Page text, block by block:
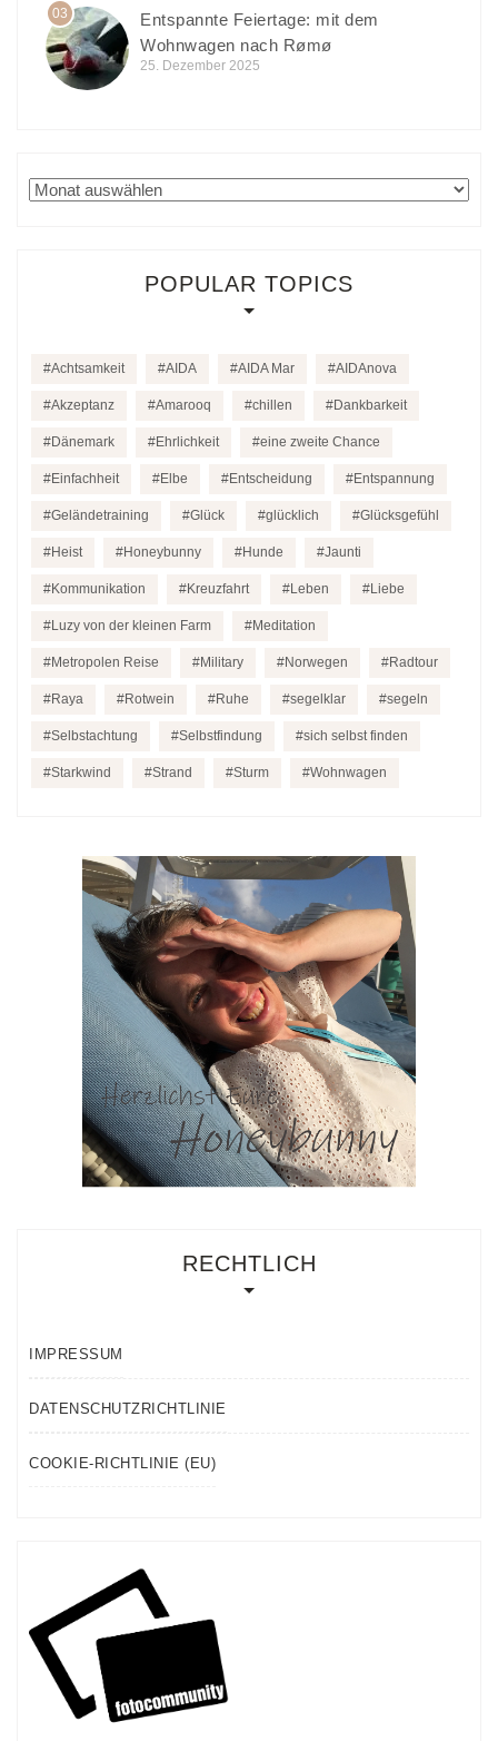
03
Entspannte Feiertage: mit dem
Wohnwagen nach Rømø
25. Dezember 2025
Archiv
POPULAR TOPICS
Achtsamkeit AIDA AIDA Mar AIDAnova
Akzeptanz Amarooq chillen Dankbarkeit
Dänemark Ehrlichkeit eine zweite Chance
Einfachheit Elbe Entscheidung Entspannung
Geländetraining Glück glücklich Glücksgefühl
Heist Honeybunny Hunde Jaunti
Kommunikation Kreuzfahrt Leben Liebe
Luzy von der kleinen Farm Meditation
Metropolen Reise Military Norwegen Radtour
Raya Rotwein Ruhe segelklar segeln
Selbstachtung Selbstfindung sich selbst finden
Starkwind Strand Sturm Wohnwagen
RECHTLICH
IMPRESSUM
DATENSCHUTZRICHTLINIE
COOKIE-RICHTLINIE (EU)